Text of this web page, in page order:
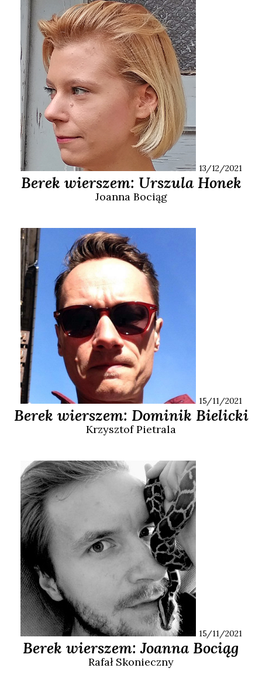
13/12/2021
Berek wierszem: Urszula Honek
Joanna Bociąg
15/11/2021
Berek wierszem: Dominik Bielicki
KrzysztofPietrala
15/11/2021
Berek wierszem: Joanna Bociąg
RafałSkonieczny